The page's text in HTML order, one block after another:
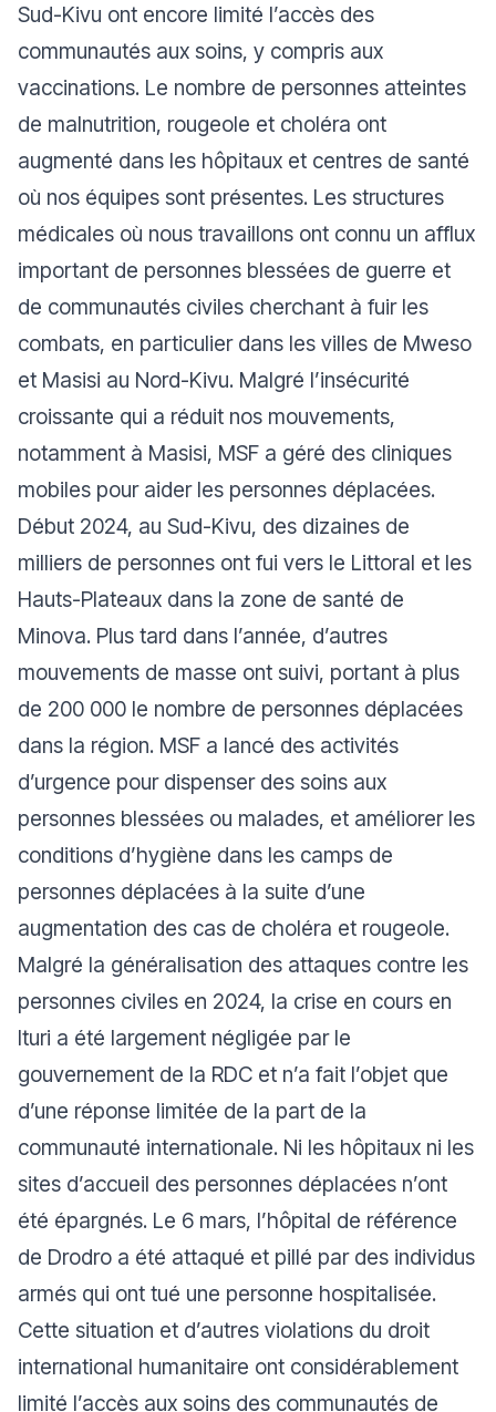
Sud-Kivu ont encore limité l’accès des
communautés aux soins, y compris aux
vaccinations. Le nombre de personnes atteintes
de malnutrition, rougeole et choléra ont
augmenté dans les hôpitaux et centres de santé
où nos équipes sont présentes. Les structures
médicales où nous travaillons ont connu un afflux
important de personnes blessées de guerre et
de communautés civiles cherchant à fuir les
combats, en particulier dans les villes de Mweso
et Masisi au Nord-Kivu. Malgré l’insécurité
croissante qui a réduit nos mouvements,
notamment à Masisi, MSF a géré des cliniques
mobiles pour aider les personnes déplacées.
Début 2024, au Sud-Kivu, des dizaines de
milliers de personnes ont fui vers le Littoral et les
Hauts-Plateaux dans la zone de santé de
Minova. Plus tard dans l’année, d’autres
mouvements de masse ont suivi, portant à plus
de 200 000 le nombre de personnes déplacées
dans la région. MSF a lancé des activités
d’urgence pour dispenser des soins aux
personnes blessées ou malades, et améliorer les
conditions d’hygiène dans les camps de
personnes déplacées à la suite d’une
augmentation des cas de choléra et rougeole.
Malgré la généralisation des attaques contre les
personnes civiles en 2024, la crise en cours en
Ituri a été largement négligée par le
gouvernement de la RDC et n’a fait l’objet que
d’une réponse limitée de la part de la
communauté internationale. Ni les hôpitaux ni les
sites d’accueil des personnes déplacées n’ont
été épargnés. Le 6 mars, l’hôpital de référence
de Drodro a été attaqué et pillé par des individus
armés qui ont tué une personne hospitalisée.
Cette situation et d’autres violations du droit
international humanitaire ont considérablement
limité l’accès aux soins des communautés de